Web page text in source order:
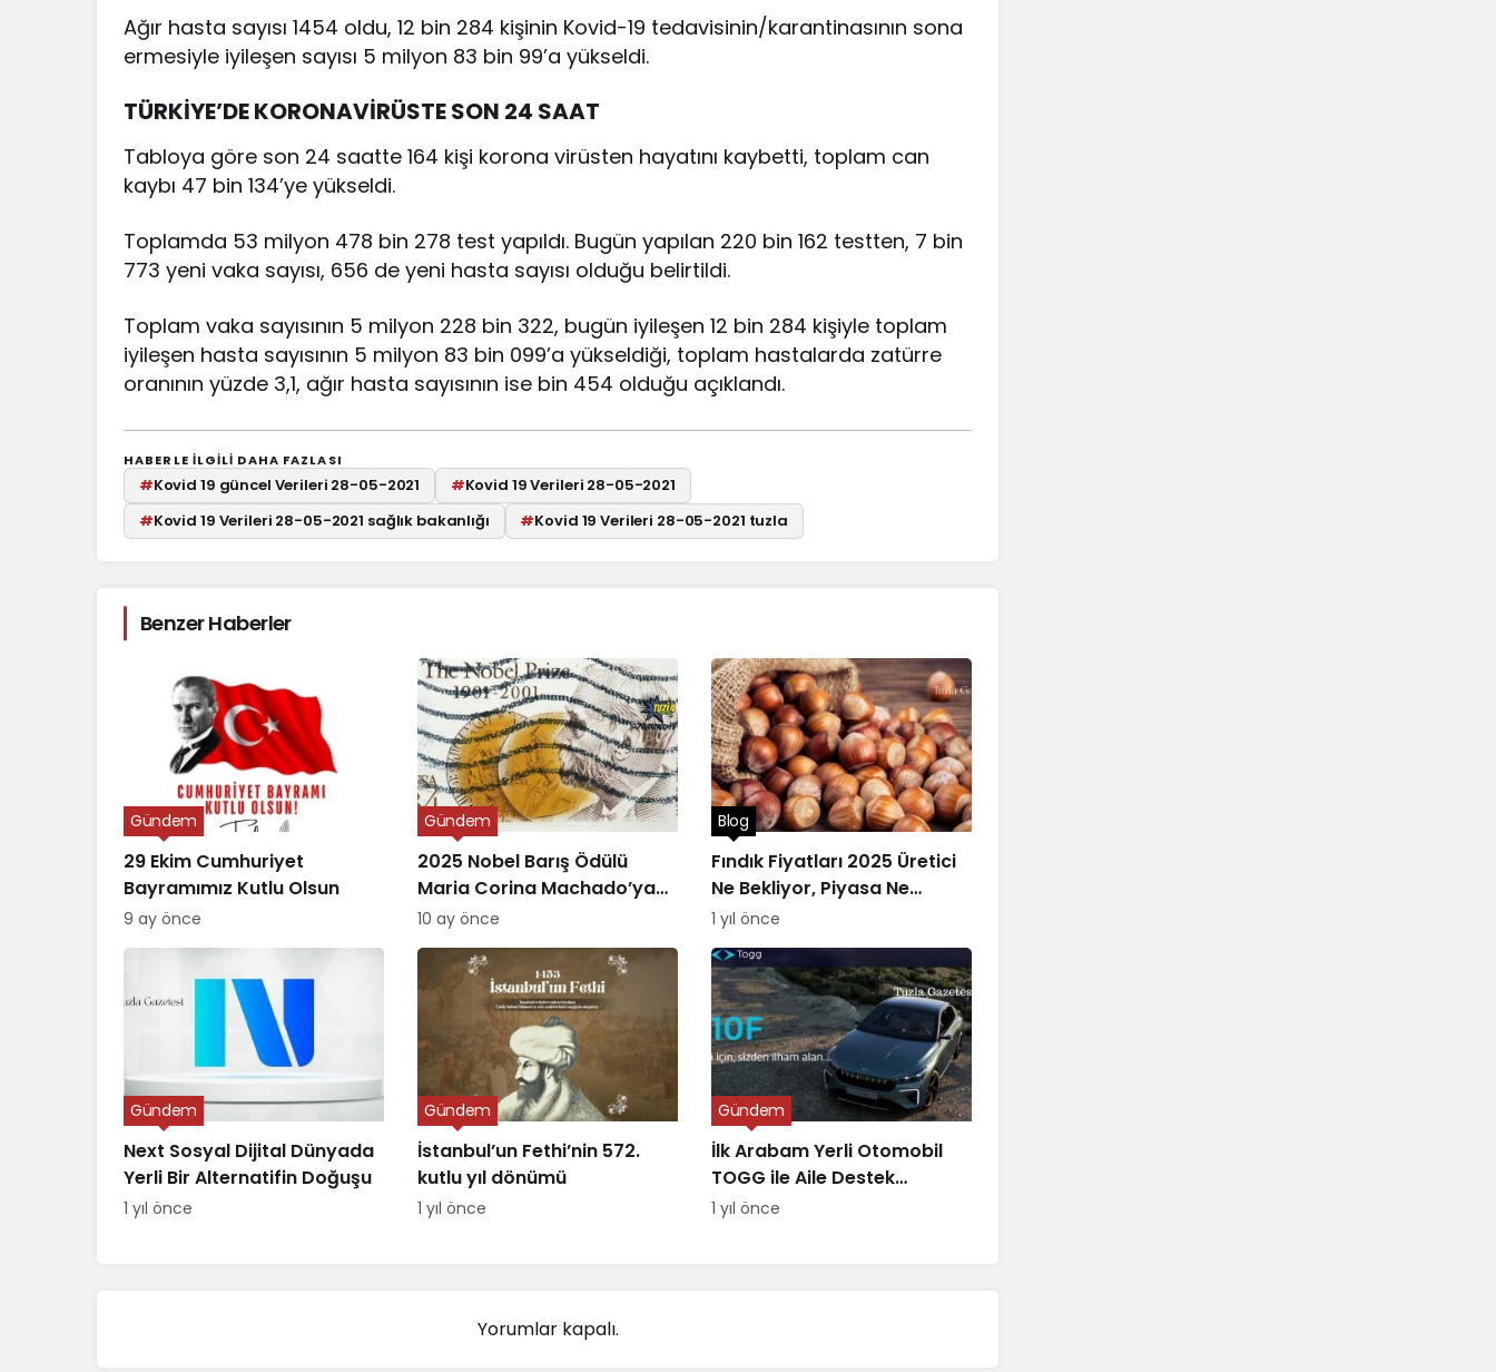
Ağır hasta sayısı 1454 oldu, 12 bin 284 kişinin Kovid-19 tedavisinin/karantinasının sona
ermesiyle iyileşen sayısı 5 milyon 83 bin 99’a yükseldi.
TÜRKİYE’DE KORONAVİRÜSTE SON 24 SAAT
Tabloya göre son 24 saatte 164 kişi korona virüsten hayatını kaybetti, toplam can
kaybı 47 bin 134’ye yükseldi.
Toplamda 53 milyon 478 bin 278 test yapıldı. Bugün yapılan 220 bin 162 testten, 7 bin
773 yeni vaka sayısı, 656 de yeni hasta sayısı olduğu belirtildi.
Toplam vaka sayısının 5 milyon 228 bin 322, bugün iyileşen 12 bin 284 kişiyle toplam
iyileşen hasta sayısının 5 milyon 83 bin 099’a yükseldiği, toplam hastalarda zatürre
oranının yüzde 3,1, ağır hasta sayısının ise bin 454 olduğu açıklandı.
HABERLE ILGILI DAHA FAZLASI
#Kovid 19 güncel Verileri 28-05-2021 #Kovid 19 Verileri 28-05-2021
#Kovid 19 Verileri 28-05-2021 sağlık bakanlığı #Kovid 19 Verileri 28-05-2021 tuzla
Benzer Haberler
29 Ekim Cumhuriyet
Bayramımız Kutlu Olsun
Gündem
9 ay önce
2025 Nobel Barış Ödülü
Maria Corina Machado’ya
Verildi
Gündem
10 ay önce
Fındık Fiyatları 2025 Üretici
Ne Bekliyor, Piyasa Ne
Sunuyor?
Blog
1 yıl önce
Next Sosyal Dijital Dünyada
Yerli Bir Alternatifin Doğuşu
Gündem
1 yıl önce
İstanbul’un Fethi’nin 572.
kutlu yıl dönümü
Gündem
1 yıl önce
İlk Arabam Yerli Otomobil
TOGG ile Aile Destek
Programı
Gündem
1 yıl önce
Yorumlar kapalı.